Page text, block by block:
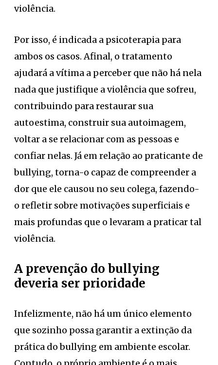
violência.
Por isso, é indicada a psicoterapia para
ambos os casos. Afinal, o tratamento
ajudará a vítima a perceber que não há nela
nada que justifique a violência que sofreu,
contribuindo para restaurar sua
autoestima, construir sua autoimagem,
voltar a se relacionar com as pessoas e
confiar nelas. Já em relação ao praticante de
bullying, torna-o capaz de compreender a
dor que ele causou no seu colega, fazendo-
o refletir sobre motivações superficiais e
mais profundas que o levaram a praticar tal
violência.
A prevenção do bullying
deveria ser prioridade
Infelizmente, não há um único elemento
que sozinho possa garantir a extinção da
prática do bullying em ambiente escolar.